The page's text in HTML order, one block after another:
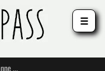
Staatstheater Wiesbaden: Susanne Bard spielt Marlene Dietrich in „The Kraut“
☰